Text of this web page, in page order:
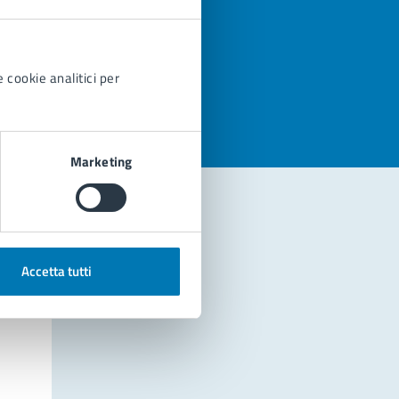
cookie analitici per
Marketing
Accetta tutti